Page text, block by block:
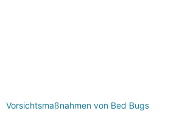
Vorsichtsmaßnahmen von Bed Bugs